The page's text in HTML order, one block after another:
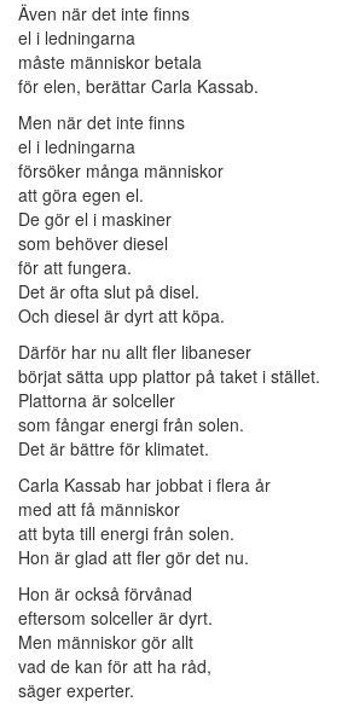
Även när det inte finns
el i ledningarna
måste människor betala
för elen, berättar Carla Kassab.
Men när det inte finns
el i ledningarna
försöker många människor
att göra egen el.
De gör el i maskiner
som behöver diesel
för att fungera.
Det är ofta slut på disel.
Och diesel är dyrt att köpa.
Därför har nu allt fler libaneser
börjat sätta upp plattor på taket i stället.
Plattorna är solceller
som fångar energi från solen.
Det är bättre för klimatet.
Carla Kassab har jobbat i flera år
med att få människor
att byta till energi från solen.
Hon är glad att fler gör det nu.
Hon är också förvånad
eftersom solceller är dyrt.
Men människor gör allt
vad de kan för att ha råd,
säger experter.